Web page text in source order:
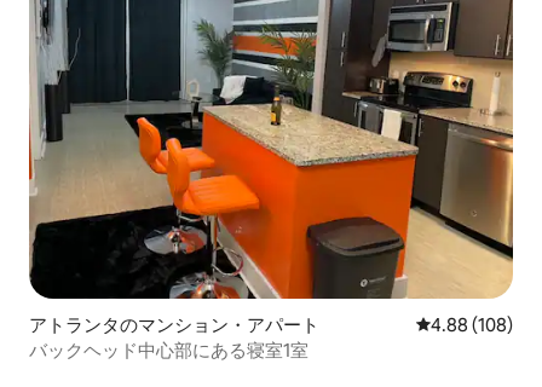
アトランタのマンション・アパート レビュー108
4.88 (108)
バックヘッド中心部にある寝室1室